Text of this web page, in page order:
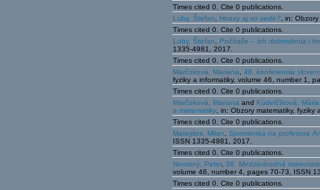
Times cited 0. Cite 0 publications.
Luby, Štefan
Hoaxy aj vo vede? , in:
Times cited 0. Cite 0 publications.
Luby, Štefan
Počítače – ich dobrodenia i
1335-4981, 2017.
Times cited 0. Cite 0 publications.
Marčoková, Mariana
48. konferencia
fyziky a informatiky, volume 46, number 1,
Times cited 0. Cite 0 publications.
Marčoková, Mariana and Kúdelčíková, Mária
a matematiky , in: Obzory matematiky,
Times cited 0. Cite 0 publications.
Matejdes, Milan
Spomienka na profesora
ISSN 1335-4981, 2017.
Times cited 0. Cite 0 publications.
Novotný, Peter, 58. Medzinárodná
volume 46, number 4, pages 70-73, ISSN
Times cited 0. Cite 0 publications.